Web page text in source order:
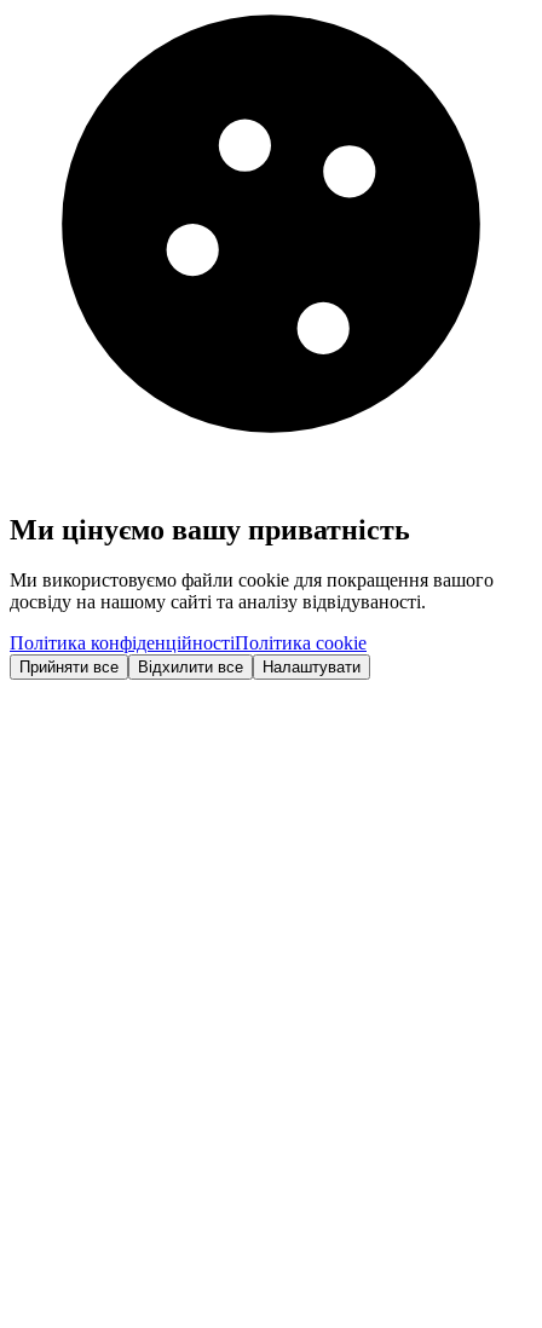
Ми цінуємо вашу приватність
Ми використовуємо файли cookie для покращення вашого
досвіду на нашому сайті та аналізу відвідуваності.
Політика конфіденційностіПолітика cookie
Прийняти все Відхилити все Налаштувати